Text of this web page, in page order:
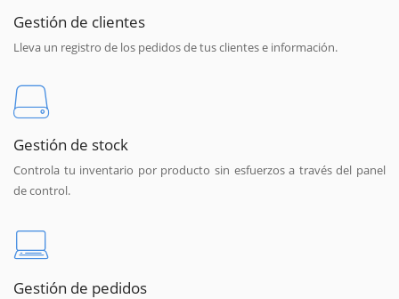
Gestión de clientes
Lleva un registro de los pedidos de tus clientes e información.
Gestión de stock
Controla tu inventario por producto sin esfuerzos a través del panel
de control.
Gestión de pedidos